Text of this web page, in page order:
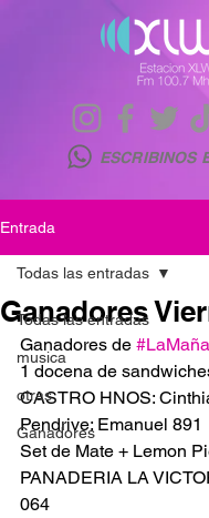
ESCRIBINOS
Entrada
Todas las entradas
musica
otras
Ganadores
Todas las entradas
Ganadores
Ganadores de
1 docena de
CASTRO HNOS:
Pendrive: Emanuel 891
Set de Mate + Lemon
PANADERIA LA
064